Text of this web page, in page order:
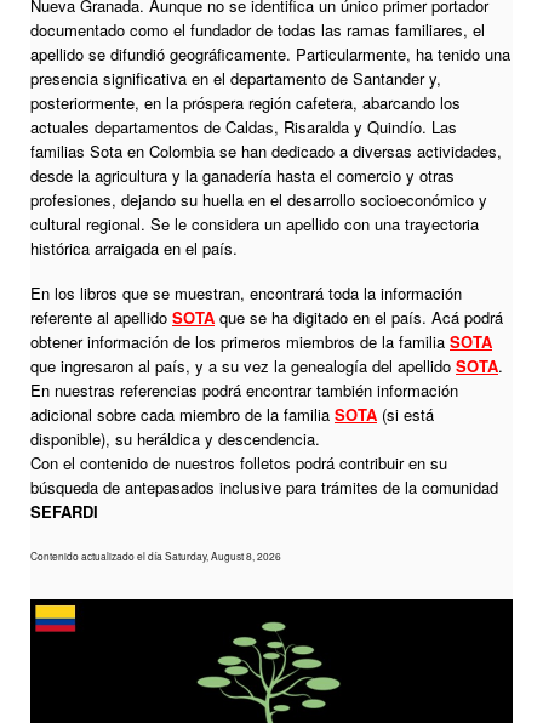
Nueva Granada. Aunque no se identifica un único primer portador
documentado como el fundador de todas las ramas familiares, el
apellido se difundió geográficamente. Particularmente, ha tenido una
presencia significativa en el departamento de Santander y,
posteriormente, en la próspera región cafetera, abarcando los
actuales departamentos de Caldas, Risaralda y Quindío. Las
familias Sota en Colombia se han dedicado a diversas actividades,
desde la agricultura y la ganadería hasta el comercio y otras
profesiones, dejando su huella en el desarrollo socioeconómico y
cultural regional. Se le considera un apellido con una trayectoria
histórica arraigada en el país.
En los libros que se muestran, encontrará toda la información
referente al apellido SOTA que se ha digitado en el país. Acá podrá
obtener información de los primeros miembros de la familia SOTA
que ingresaron al país, y a su vez la genealogía del apellido SOTA.
En nuestras referencias podrá encontrar también información
adicional sobre cada miembro de la familia SOTA (si está
disponible), su heráldica y descendencia.
Con el contenido de nuestros folletos podrá contribuir en su
búsqueda de antepasados inclusive para trámites de la comunidad
SEFARDI
Contenido actualizado el día Saturday, August 8, 2026